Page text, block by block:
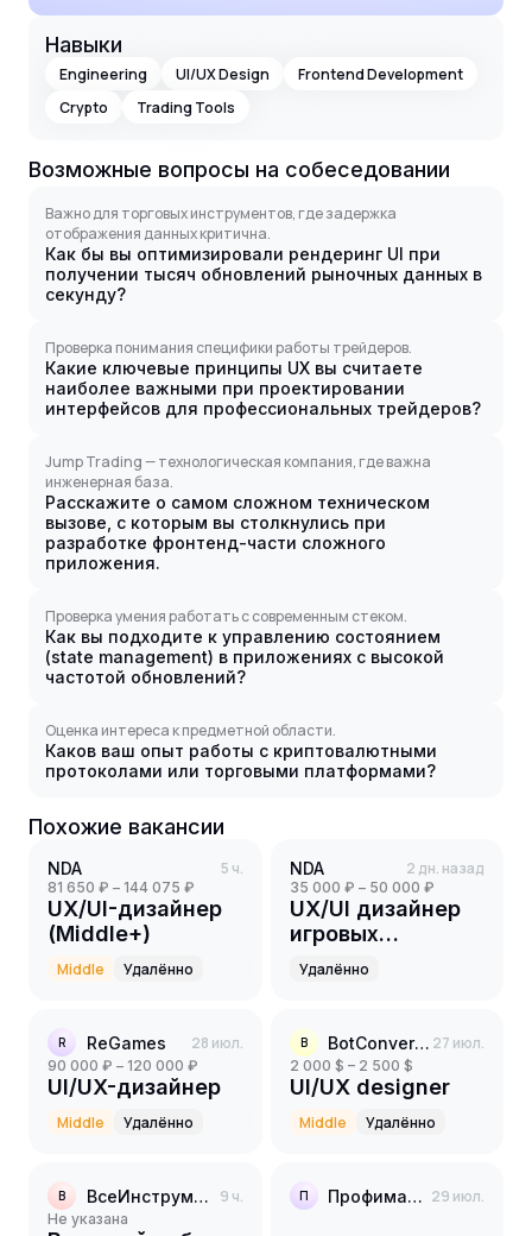
Навыки
Engineering UI/UX Design
Frontend Development
Crypto
Trading Tools
Возможные вопросы на собеседовании
Важно для торговых инструментов, где задержка
отображения данных критична.
Как бы вы оптимизировали рендеринг UI при
получении тысяч обновлений рыночных данных в
секунду?
Проверка понимания специфики работы трейдеров.
Какие ключевые принципы UX вы считаете
наиболее важными при проектировании
интерфейсов для профессиональных трейдеров?
Jump Trading — технологическая компания, где важна
инженерная база.
Расскажите о самом сложном техническом
вызове, с которым вы столкнулись при
разработке фронтенд-части сложного
приложения.
Проверка умения работать с современным стеком.
Как вы подходите к управлению состоянием
(state management) в приложениях с высокой
частотой обновлений?
Оценка интереса к предметной области.
Каков ваш опыт работы с криптовалютными
протоколами или торговыми платформами?
Похожие вакансии
NDA 5 ч.
81 650 ₽ – 144 075 ₽
UX/UI-дизайнер
(Middle+)
Middle Удалённо
NDA 2 дн. назад
35 000 ₽ – 50 000 ₽
UX/UI дизайнер
игровых
интерфейсов на
ПК проекты
Удалённо
R ReGames 28 июл.
90 000 ₽ – 120 000 ₽
UI/UX-дизайнер
Middle Удалённо
B BotConversa 27 июл.
2 000 $ – 2 500 $
UI/UX designer
Middle Удалённо
В ВсеИнструменты.ру 9 ч.
Не указана
П Профиматика 29 июл.